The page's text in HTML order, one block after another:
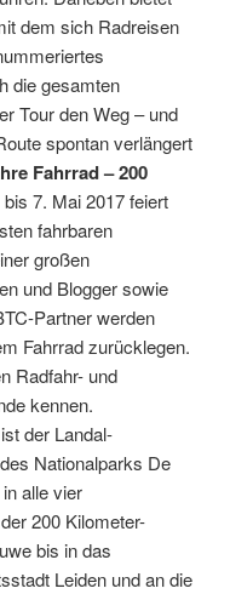
dem sich Radreisen
die gesamten
Tour den Weg – und
spontan verlängert
Fahrrad – 200
7. Mai 2017 feiert
fahrbaren
großen
und Blogger sowie
Partner werden
Fahrrad zurücklegen.
Radfahr- und
kennen.
der Landal-
Nationalparks De
alle vier
200 Kilometer-
bis in das
Leiden und an die